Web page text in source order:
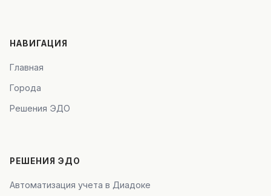
НАВИГАЦИЯ
Главная
Города
Решения ЭДО
РЕШЕНИЯ ЭДО
Автоматизация учета в Диадоке